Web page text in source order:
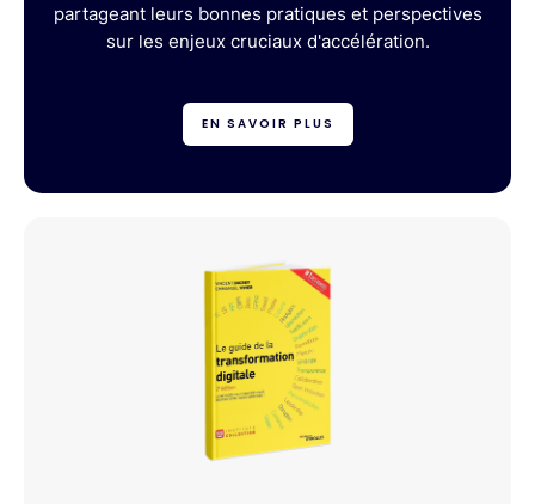
partageant leurs bonnes pratiques et perspectives
sur les enjeux cruciaux d'accélération.
EN SAVOIR PLUS